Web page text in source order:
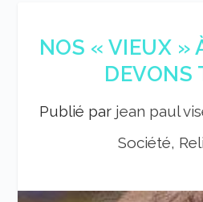
NOS « VIEUX »
DEVONS
Publié par jean paul
Société,